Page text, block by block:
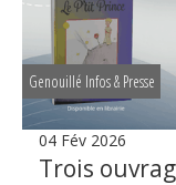
Genouillé Infos & Presse
04 Fév 2026
Trois